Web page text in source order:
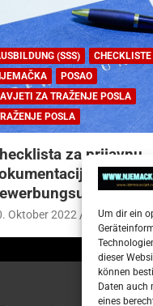
Um dir ein
dieser
können
Daten auch
eines
(SSS)
CHECKLISTE
POSAO
ZA TRAŽENJE POSLA
POSLA
za prijavnu
(njem.
Oktober 2022 Redakcija